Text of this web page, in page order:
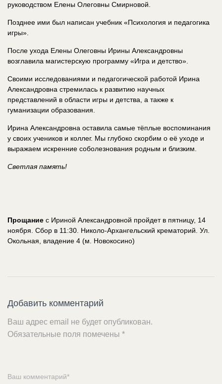
руководством Елены Олеговны Смирновой.
Позднее ими был написан учебник «Психология и педагогика
игры».
После ухода Елены Олеговны Ирины Александровны
возглавила магистерскую программу «Игра и детство».
Своими исследованиями и педагогической работой Ирина
Александровна стремилась к развитию научных
представлений в области игры и детства, а также к
гуманизации образования.
Ирина Александровна оставила самые тёплые воспоминания
у своих учеников и коллег. Мы глубоко скорбим о её уходе и
выражаем искренние соболезнования родным и близким.
Светлая память!
Прощание с Ириной Александровной пройдет в пятницу, 14
ноября. Сбор в 11:30. Николо-Архангельский крематорий. Ул.
Окольная, владение 4 (м. Новокосино)
Добавить комментарий
Ваш адрес email не будет опубликован.
Обязательные поля помечены *